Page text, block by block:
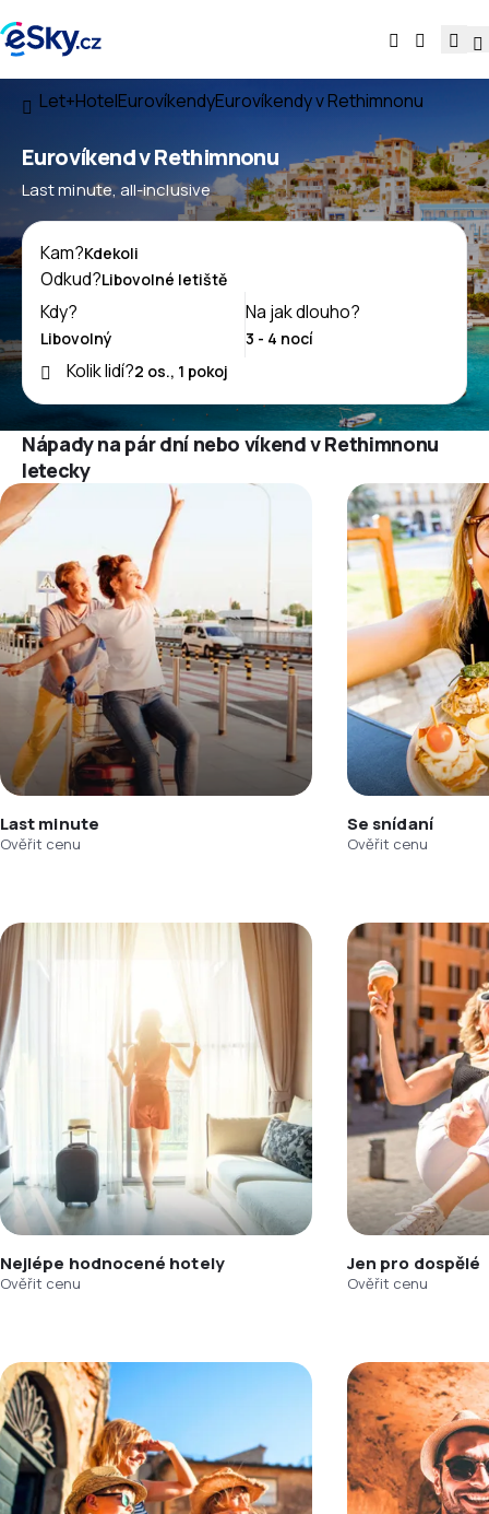
Let+HotelEurovíkendyEurovíkendy v Rethimnonu
Eurovíkend v Rethimnonu
Last minute, all-inclusive
Kam?
Odkud?
Kdy?
Na jak dlouho?
Kolik lidí?
Nápady na pár dní nebo víkend v Rethimnonu
letecky
Last minute
Ověřit cenu
Se snídaní
Ověřit cenu
Nejlépe hodnocené hotely
Ověřit cenu
Jen pro dospělé
Ověřit cenu